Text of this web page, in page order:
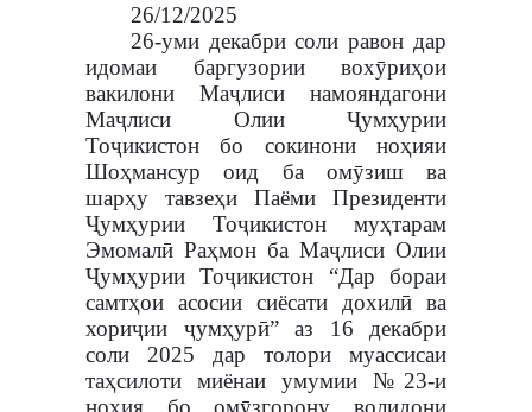
26/12/2025
26-уми декабри соли равон дар
идомаи баргузории вохӯриҳои
вакилони Маҷлиси намояндагони
Маҷлиси Олии Ҷумҳурии
Тоҷикистон бо сокинони ноҳияи
Шоҳмансур оид ба омӯзиш ва
шарҳу тавзеҳи Паёми Президенти
Ҷумҳурии Тоҷикистон муҳтарам
Эмомалӣ Раҳмон ба Маҷлиси Олии
Ҷумҳурии Тоҷикистон “Дар бораи
самтҳои асосии сиёсати дохилӣ ва
хориҷии ҷумҳурӣ” аз 16 декабри
соли 2025 дар толори муассисаи
таҳсилоти миёнаи умумии №23-и
ноҳия бо омӯзгорону волидони